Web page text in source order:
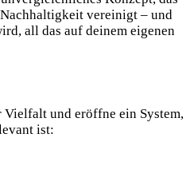
vereinigt – und‌
all das auf‌ deinem eigenen⁢
Vielfalt und eröffne ein System,
ist: